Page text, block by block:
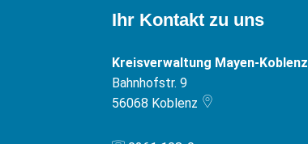
Ihr Kontakt zu uns
Kreisverwaltung Mayen-Koblenz
Bahnhofstr. 9
56068 Koblenz